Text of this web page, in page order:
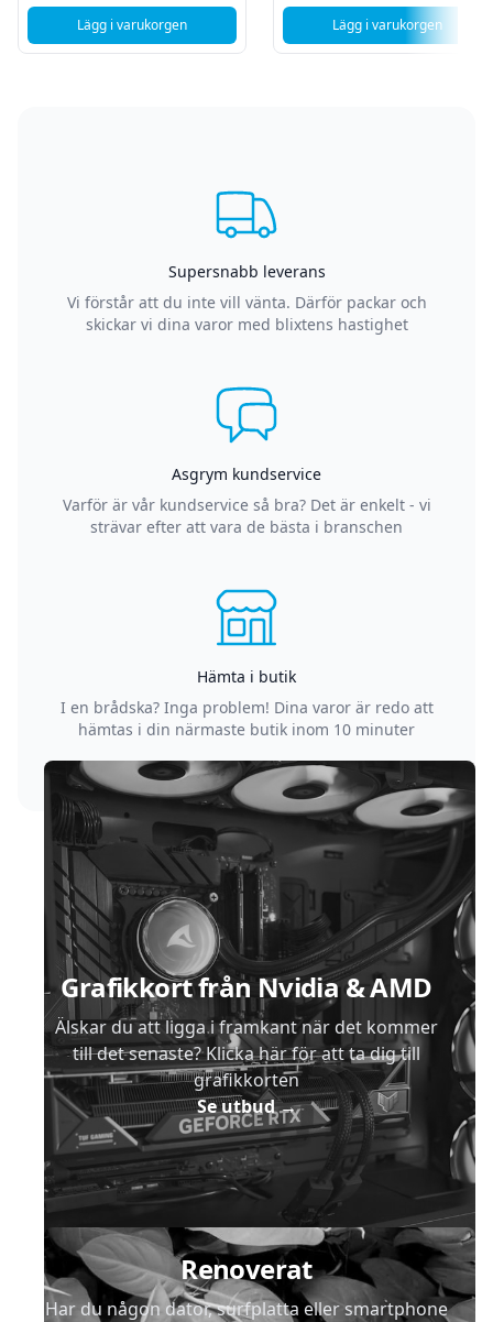
Lägg i varukorgen, ESET Home Security Essential - 1 användare - 3 år - Attach
Lägg i varukorgen
, ESET Home
Supersnabb leverans
Vi förstår att du inte vill vänta. Därför packar och
skickar vi dina varor med blixtens hastighet
Asgrym kundservice
Varför är vår kundservice så bra? Det är enkelt - vi
strävar efter att vara de bästa i branschen
Hämta i butik
I en brådska? Inga problem! Dina varor är redo att
hämtas i din närmaste butik inom 10 minuter
Grafikkort från Nvidia & AMD
Älskar du att ligga i framkant när det kommer
till det senaste? Klicka här för att ta dig till
grafikkorten
Se utbud→
Renoverat
Har du någon dator, surfplatta eller smartphone